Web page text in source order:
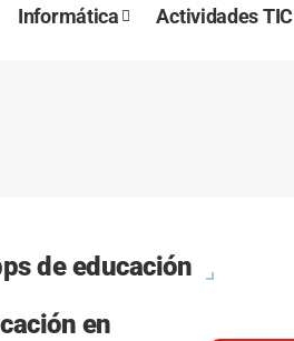
Informática Actividades TIC
de educación
en